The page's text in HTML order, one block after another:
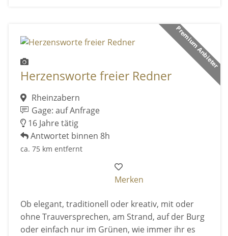
Premium Anbieter
Herzensworte freier Redner
Rheinzabern
Gage: auf Anfrage
16 Jahre tätig
Antwortet binnen 8h
ca. 75 km entfernt
Merken
Ob elegant, traditionell oder kreativ, mit oder
ohne Trauversprechen, am Strand, auf der Burg
oder einfach nur im Grünen, wie immer ihr es